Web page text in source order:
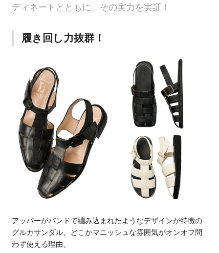
ディネートとともに、その実力を実証！
履き回し力抜群！
アッパーがバンドで編み込まれたようなデザインが特徴の
グルカサンダル。どこかマニッシュな雰囲気がオンオフ問
わず使える理由。